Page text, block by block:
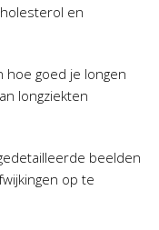
en
goed je longen
longziekten
beelden
op te